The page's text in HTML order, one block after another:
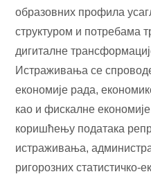
образовних профила
структуром и потребама
дигиталне
Истраживања се
економије рада,
као и фискалне
коришћењу података
истраживања,
ригорозних статистичко-